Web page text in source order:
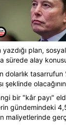
plan,
sürede alay
tasarrufun
olacağının
bir "kâr payı"
gündemindeki
maliyetlerinde